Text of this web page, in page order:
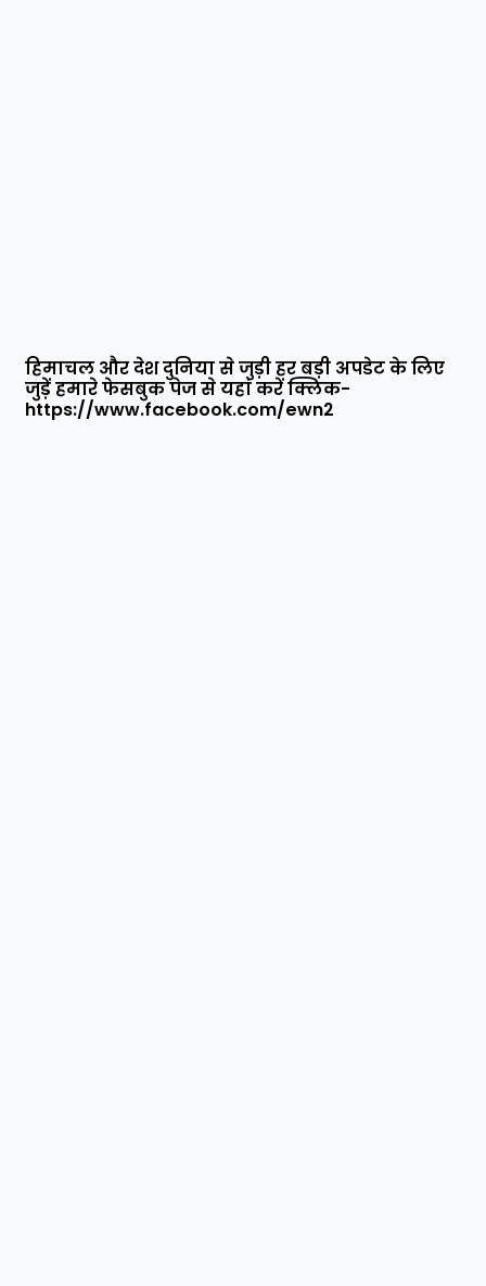
हिमाचल और देश दुनिया से जुड़ी हर बड़ी अपडेट के लिए
जुड़ें हमारे फेसबुक पेज से यहां करें क्लिक-
https://www.facebook.com/ewn2